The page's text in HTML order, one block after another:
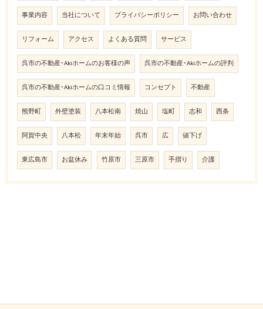
事業内容 当社について プライバシーポリシー お問い合わせ
リフォーム アクセス よくある質問 サービス
呉市の不動産･Akiホームのお客様の声 呉市の不動産･Akiホームの評判
呉市の不動産･Akiホームの口コミ情報 コンセプト 不動産
熊野町 外壁塗装 八本松南 焼山 塩町 志和 西条
阿賀中央 八本松 年末年始 呉市 広 値下げ
東広島市 お盆休み 竹原市 三原市 手摺り 介護